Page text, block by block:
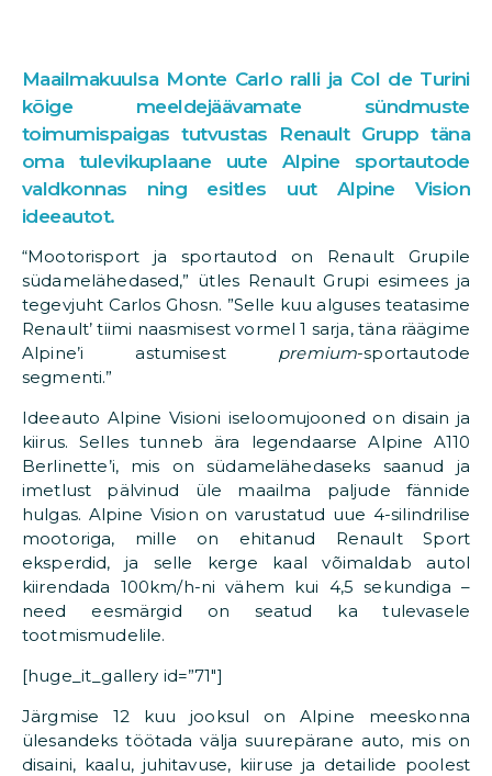
Maailmakuulsa Monte Carlo ralli ja Col de Turini
kõige meeldejäävamate sündmuste
toimumispaigas tutvustas Renault Grupp täna
oma tulevikuplaane uute Alpine sportautode
valdkonnas ning esitles uut Alpine Vision
ideeautot.
“Mootorisport ja sportautod on Renault Grupile
südamelähedased,” ütles Renault Grupi esimees ja
tegevjuht Carlos Ghosn. ”Selle kuu alguses teatasime
Renault’ tiimi naasmisest vormel 1 sarja, täna räägime
Alpine’i astumisest premium-sportautode
segmenti.”
Ideeauto Alpine Visioni iseloomujooned on disain ja
kiirus. Selles tunneb ära legendaarse Alpine A110
Berlinette’i, mis on südamelähedaseks saanud ja
imetlust pälvinud üle maailma paljude fännide
hulgas. Alpine Vision on varustatud uue 4-silindrilise
mootoriga, mille on ehitanud Renault Sport
eksperdid, ja selle kerge kaal võimaldab autol
kiirendada 100km/h-ni vähem kui 4,5 sekundiga –
need eesmärgid on seatud ka tulevasele
tootmismudelile.
[huge_it_gallery id=”71″]
Järgmise 12 kuu jooksul on Alpine meeskonna
ülesandeks töötada välja suurepärane auto, mis on
disaini, kaalu, juhitavuse, kiiruse ja detailide poolest